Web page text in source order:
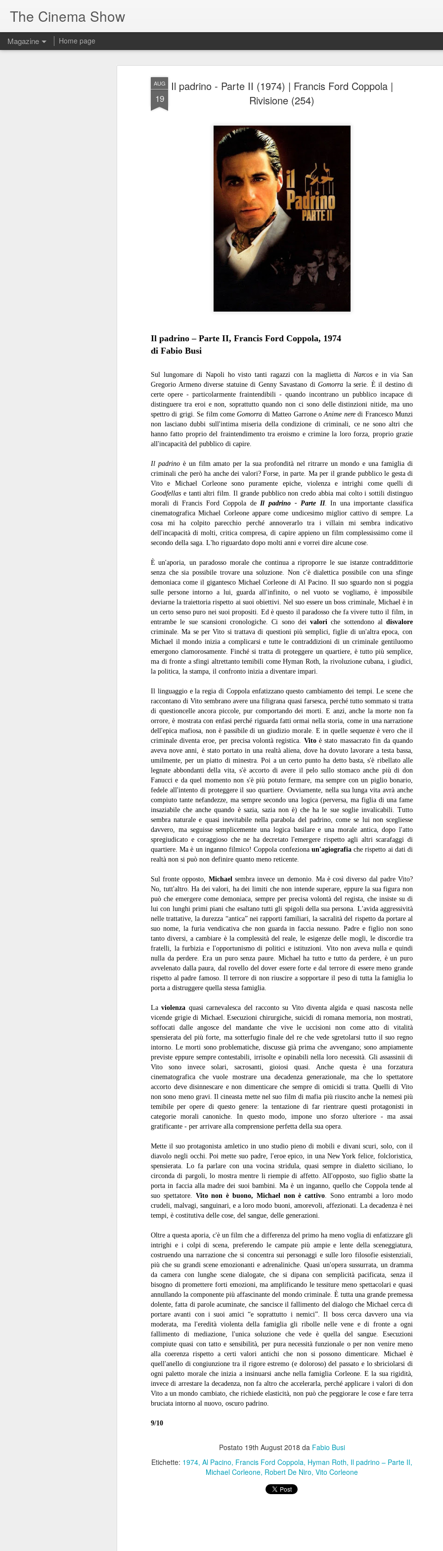
AUG
19
Il padrino - Parte II (1974) | Francis Ford Coppola |
Rivisione (254)
Il padrino – Parte II, Francis Ford Coppola, 1974
di Fabio Busi
Sul lungomare di Napoli ho visto tanti ragazzi con la maglietta di Narcose in via San
Gregorio Armeno diverse statuine di Genny Savastano di Gomorra la serie. È il destino di
certe opere - particolarmente fraintendibili - quando incontrano un pubblico incapace di
distinguere tra eroi e non, soprattutto quando non ci sono delle distinzioni nitide, ma uno
spettro di grigi. Se film comeGomorra di Matteo Garrone oAnime neredi Francesco Munzi
non lasciano dubbi sull'intima miseria della condizione di criminali, ce ne sono altri che
hanno fatto proprio del fraintendimento tra eroismo e crimine la loro forza, proprio grazie
all'incapacità del pubblico di capire.
Il padrinoè un film amato per la sua profondità nel ritrarre un mondo e una famiglia di
criminali che però ha anche dei valori? Forse, in parte. Ma per il grande pubblico le gesta di
Vito e Michael Corleone sono puramente epiche, violenza e intrighi come quelli di
Goodfellas e tanti altri film. Il grande pubblico non credo abbia mai colto i sottili distinguo
morali di Francis Ford Coppola de Il padrino - Parte II. In una importante classifica
cinematografica Michael Corleone appare come undicesimo miglior cattivo di sempre. La
cosa mi ha colpito parecchio perché annoverarlo tra i villain mi sembra indicativo
dell'incapacità di molti, critica compresa, di capire appieno un film complessissimo come il
secondo della saga. L'ho riguardato dopo molti anni e vorrei dire alcune cose.
È un'aporia, un paradosso morale che continua a riproporre le sue istanze contraddittorie
senza che sia possibile trovare una soluzione. Non c'è dialettica possibile con una sfinge
demoniaca come il gigantesco Michael Corleone di Al Pacino. Il suo sguardo non si poggia
sulle persone intorno a lui, guarda all'infinito, o nel vuoto se vogliamo, è impossibile
deviarne la traiettoria rispetto ai suoi obiettivi. Nel suo essere un boss criminale, Michael è in
un certo senso puro nei suoi propositi. Ed è questo il paradosso che fa vivere tutto il film, in
entrambe le sue scansioni cronologiche. Ci sono dei valori che sottendono al disvalore
criminale. Ma se per Vito si trattava di questioni più semplici, figlie di un'altra epoca, con
Michael il mondo inizia a complicarsi e tutte le contraddizioni di un criminale gentiluomo
emergono clamorosamente. Finché si tratta di proteggere un quartiere, è tutto più semplice,
ma di fronte a sfingi altrettanto temibili come Hyman Roth, la rivoluzione cubana, i giudici,
la politica, la stampa, il confronto inizia a diventare impari.
Il linguaggio e la regia di Coppola enfatizzano questo cambiamento dei tempi. Le scene che
raccontano di Vito sembrano avere una filigrana quasi farsesca, perché tutto sommato si tratta
di questioncelle ancora piccole, pur comportando dei morti. E anzi, anche la morte non fa
orrore, è mostrata con enfasi perché riguarda fatti ormai nella storia, come in una narrazione
dell'epica mafiosa, non è passibile di un giudizio morale. E in quelle sequenze è vero che il
criminale diventa eroe, per precisa volontà registica. Vitoè stato massacrato fin da quando
aveva nove anni, è stato portato in una realtà aliena, dove ha dovuto lavorare a testa bassa,
umilmente, per un piatto di minestra. Poi a un certo punto ha detto basta, s'è ribellato alle
legnate abbondanti della vita, s'è accorto di avere il pelo sullo stomaco anche più di don
Fanucci e da quel momento non s'è più potuto fermare, ma sempre con un piglio bonario,
fedele all'intento di proteggere il suo quartiere. Ovviamente, nella sua lunga vita avrà anche
compiuto tante nefandezze, ma sempre secondo una logica (perversa, ma figlia di una fame
insaziabile che anche quando è sazia, sazia non è) che ha le sue soglie invalicabili. Tutto
sembra naturale e quasi inevitabile nella parabola del padrino, come se lui non scegliesse
davvero, ma seguisse semplicemente una logica basilare e una morale antica, dopo l'atto
spregiudicato e coraggioso che ne ha decretato l'emergere rispetto agli altri scarafaggi di
quartiere. Ma è un inganno filmico! Coppola confeziona un'agiografiache rispetto ai dati di
realtà non si può non definire quanto meno reticente.
Sul fronte opposto, Michael sembra invece un demonio. Ma è così diverso dal padre Vito?
No, tutt'altro. Ha dei valori, ha dei limiti che non intende superare, eppure la sua figura non
può che emergere come demoniaca, sempre per precisa volontà del regista, che insiste su di
lui con lunghi primi piani che esaltano tutti gli spigoli della sua persona. L'avida aggressività
nelle trattative, la durezza “antica” nei rapporti familiari, la sacralità del rispetto da portare al
suo nome, la furia vendicativa che non guarda in faccia nessuno. Padre e figlio non sono
tanto diversi, a cambiare è la complessità del reale, le esigenze delle mogli, le discordie tra
fratelli, la furbizia e l'opportunismo di politici e istituzioni. Vito non aveva nulla e quindi
nulla da perdere. Era un puro senza paure. Michael ha tutto e tutto da perdere, è un puro
avvelenato dalla paura, dal rovello del dover essere forte e dal terrore di essere meno grande
rispetto al padre famoso. Il terrore di non riuscire a sopportare il peso di tutta la famiglia lo
porta a distruggere quella stessa famiglia.
La violenza quasi carnevalesca del racconto su Vito diventa algida e quasi nascosta nelle
vicende grigie di Michael. Esecuzioni chirurgiche, suicidi di romana memoria, non mostrati,
soffocati dalle angosce del mandante che vive le uccisioni non come atto di vitalità
spensierata del più forte, ma sotterfugio finale del re che vede sgretolarsi tutto il suo regno
intorno. Le morti sono problematiche, discusse già prima che avvengano; sono ampiamente
previste eppure sempre contestabili, irrisolte e opinabili nella loro necessità. Gli assassinii di
Vito sono invece solari, sacrosanti, gioiosi quasi. Anche questa è una forzatura
cinematografica che vuole mostrare una decadenza generazionale, ma che lo spettatore
accorto deve disinnescare e non dimenticare che sempre di omicidi si tratta. Quelli di Vito
non sono meno gravi. Il cineasta mette nel suo film di mafia più riuscito anche la nemesi più
temibile per opere di questo genere: la tentazione di far rientrare questi protagonisti in
categorie morali canoniche. In questo modo, impone uno sforzo ulteriore - ma assai
gratificante - per arrivare alla comprensione perfetta della sua opera.
Mette il suo protagonista amletico in uno studio pieno di mobili e divani scuri, solo, con il
diavolo negli occhi. Poi mette suo padre, l'eroe epico, in una New York felice, folcloristica,
spensierata. Lo fa parlare con una vocina stridula, quasi sempre in dialetto siciliano, lo
circonda di pargoli, lo mostra mentre li riempie di affetto. All'opposto, suo figlio sbatte la
porta in faccia alla madre dei suoi bambini. Ma è un inganno, quello che Coppola tende al
suo spettatore. Vito non è buono, Michael non è cattivo . Sono entrambi a loro modo
crudeli, malvagi, sanguinari, e a loro modo buoni, amorevoli, affezionati. La decadenza è nei
tempi, è costitutiva delle cose, del sangue, delle generazioni.
Oltre a questa aporia, c'è un film che a differenza del primo ha meno voglia di enfatizzare gli
intrighi e i colpi di scena, preferendo le campate più ampie e lente della sceneggiatura,
costruendo una narrazione che si concentra sui personaggi e sulle loro filosofie esistenziali,
più che su grandi scene emozionanti e adrenaliniche. Quasi un'opera sussurrata, un dramma
da camera con lunghe scene dialogate, che si dipana con semplicità pacificata, senza il
bisogno di promettere forti emozioni, ma amplificando le tessiture meno spettacolari e quasi
annullando la componente più affascinante del mondo criminale. È tutta una grande premessa
dolente, fatta di parole acuminate, che sancisce il fallimento del dialogo che Michael cerca di
portare avanti con i suoi amici “e soprattutto i nemici”. Il boss cerca davvero una via
moderata, ma l'eredità violenta della famiglia gli ribolle nelle vene e di fronte a ogni
fallimento di mediazione, l'unica soluzione che vede è quella del sangue. Esecuzioni
compiute quasi con tatto e sensibilità, per pura necessità funzionale o per non venire meno
alla coerenza rispetto a certi valori antichi che non si possono dimenticare. Michael è
quell'anello di congiunzione tra il rigore estremo (e doloroso) del passato e lo sbriciolarsi di
ogni paletto morale che inizia a insinuarsi anche nella famiglia Corleone. E la sua rigidità,
invece di arrestare la decadenza, non fa altro che accelerarla, perché applicare i valori di don
Vito a un mondo cambiato, che richiede elasticità, non può che peggiorare le cose e fare terra
bruciata intorno al nuovo, oscuro padrino.
9/10
Postato 19th August 2018 da Fabio Busi
Etichette: 1974 Al Pacino Francis Ford Coppola Hyman Roth Il padrino – Parte II
Michael Corleone Robert De Niro Vito Corleone
The Cinema Show
Magazine Home page
Recensione di Fabio Busi
Alla fine anche loro si sono arresi. Il modello cinecomic,
dominato l’ultimo decennio, mostra ormai evidenti segni
stanchezza e anche gli alfieri di questa ondata
culpa, o qualcosa di simile. Sì, perché il nuovo film di
un lavoro che per certi versi non avrebbe stonato nella
Sam Raimi. Dopo infinite, rocambolesche avventure,
più ne ha più ne metta, i Marvel Studios aprono forse un
capitolo… tornando all’umano.
Sono i sentimenti difficili la grande, roboante novità di
lavoro.
I baffi, Emmanuel Carrère,
Recensione di Fabio Busi
Non leggete “I baffi” cercando una
spiegazione. Ne sareste
tremendamente frustrati. Cercate
invece le incongruenze, la
doppiezza, la perdita di senso.
Carrère costruisce gran parte del
romanzo intorno alle sghembe
indagini e l’arrovellarsi ossessivo
del protagonista, e noi siamo con
lui a cercare di capire.
JUL
25
I convitati di pietra
I convitati di pietra, Michele
Mari, 2025
Recensione di Fabio Busi
Si capisce dopo poche pagine
perché “I convitati di pietra” possa
piacere così tanto. Non è soltanto
la riffa tra trenta ex compagni di
liceo, non è soltanto il pungolo
della morte, né la sfida a
sopravvivere più a lungo degli
altri. Nel raccontare circa
ottant’anni di vita in meno di 160
pagine, lo scrittore milanese
dispone i suoi personaggi come
burattini.
JUL
22
L'amica geniale
L'amica geniale, Elena
Ferrante, 2011-14
Recensione di Fabio Busi
Ho letto l'ultimo rigo del quarto
volume, l’ultima pagina di
milleseicento e più. Quando ho
voltato il foglio e ho visto la carta
bianco sporco, senza più parole,
mi ha preso una malinconia
tremenda. Quello stesso senso di
vuoto che ti attanaglia quando una
persona se ne va, esce per
sempre dal tuo orizzonte, e non
potrai più sapere nulla di lei.
JUL
15
Le città di pianura
Le città di pianura, Francesco Sossai, 2025
Recensione di Fabio Busi
Il giorno dopo, ripenso a Carlobianchi e a Doriano. Mi mancano davvero,
come degli amici veri, forse anche di più. Non sono sicuramente
perfetti, tutt’altro, ma sono sinceri. Il discusso road movie “Le città di
pianura” è prima di tutto un percorso umano che prova a ricostruire un
senso dell’esistenza. Un film che mostra tantissimo senza dirlo, senza
sottolinearlo, attraverso le immagini, le inquadrature.
JUN
13
Disclosure Day
Disclosure Day, Steven Spielberg, 2026
Recensione di Fabio Busi
La magia non c’è stata, tutto appare troppo telefonato. Il ritorno di
Steven Spielberg alla fantascienza schietta, la sua preferita, quella sugli
alieni, è solo parzialmente riuscito.
JUN
1
Kill Bill: The Whole Bloody Affair
Kill Bill: The Whole Bloody Affair, Quentin Tarantino, 2004
Recensione di Fabio Busi
È durato solo quattro ore e dieci, e un po’ ci sono rimasto male. I siti e
le pagine social parlavano di durate fantozziane: quattro ore e quaranta,
duecento ottanta minuti, diciotto bobine, sei tempi. Niente di tutto
questo.
MAY
28
Z la formica
Z la formica, Eric Darnell e Tim Johnson, 1998
Recensione di Fabio Busi Ricordo il 1998, la sfida al cinema era tra
questo e “A Bug’s Life”, film d’animazione in computer grafica (una
novità assoluta) che parlavano di insetti. Io avevo appena nove anni e
alla fine non vidi nessuno dei due. Negli anni successivi, tuttavia, mi è
temi interessanti.
FEB
16
Cime tempestose
Cime tempestose, Emerald Fennell, 2026
di Fabio Busi
Quello che si contesta a “Cime tempestose” non è di certo l’infedeltà al
libro. Questo bisogna chiarirlo. Ciò che non funziona nel nuovo film di
Emerald Fennell è proprio la coerenza, il senso, la mancanza di quel
minimo realismo che serve a creare immedesimazione. L’estetica della
Fennell sarà anche moderna, libera, provocatoria, ma se questo va a
Uno sforzo vano.
FEB
8
La vita è bella
La vita è bella, Roberto Benigni, 1997
di Fabio Busi
Il tempo chiarisce, mostra con evidenza. Succede che i ragazzi a
scuola propongono “La vita è bella” per la Giornata della memoria.
fastidioso”. Non so esattamente quando lo vidi per la prima volta, penso
nei primi anni Duemila. Il mio ricordo era quello di un film con un’idea
brillante, geniale, e un corollario di storielle un po’ così.
Ma il tempo chiarisce.
JAN
15
Sirāt
Sirāt, Óliver Laxe, 2025
di Fabio Busi
Una fuga dalla storia nel deserto del Marocco, tra paesaggi metafisici e
musiche techno che scavano nella testa. “Sirāt” è un film di Óliver
Laxe, un regista che finora si era mosso in territori a me poco noti, ma
che qui dimostra una maturità folgorante.
Viene presentato genericamente come una pellicola sui rave nel
deserto, ma è chiaro fin da subito che c’è qualcosa di più, molto di più.
JAN
6
Toro scatenato
Toro scatenato, Martin Scorsese, 1980
smorzare in alcun modo la tragedia-farsa con svolazzi estetici. Bianco e
nero, colonna sonora minima, spazi svuotati, quasi astratti. I personaggi
appaiono sullo schermo come fossero su un palcoscenico, nudi davanti
ai loro stessi drammi.
No Other Choice